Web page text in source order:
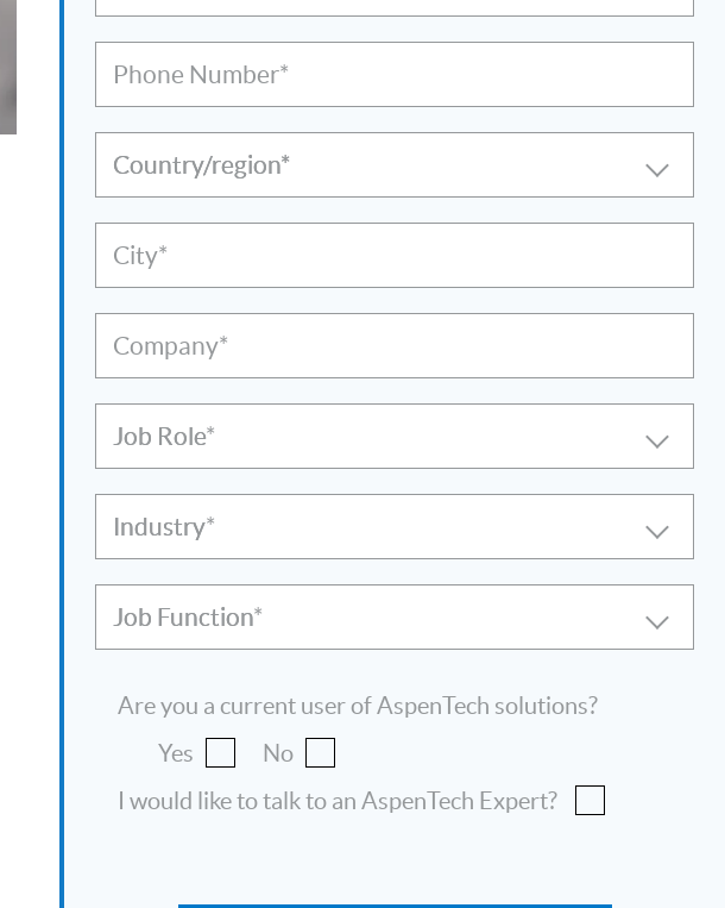
Phone Number*
Country/region*
City*
Company*
Job Role
Industry
Job Function
Are you a current user of AspenTech solutions?
Yes
No
I would like to talk to an AspenTech Expert?